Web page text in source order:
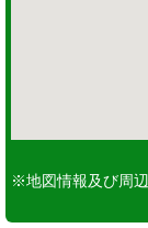
※地図情報及び周